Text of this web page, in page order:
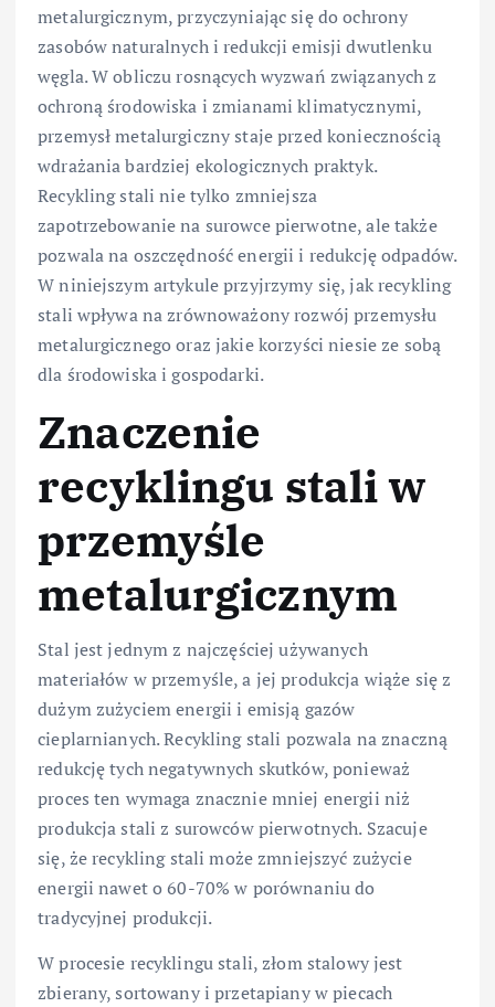
metalurgicznym, przyczyniając się do ochrony
zasobów naturalnych i redukcji emisji dwutlenku
węgla. W obliczu rosnących wyzwań związanych z
ochroną środowiska i zmianami klimatycznymi,
przemysł metalurgiczny staje przed koniecznością
wdrażania bardziej ekologicznych praktyk.
Recykling stali nie tylko zmniejsza
zapotrzebowanie na surowce pierwotne, ale także
pozwala na oszczędność energii i redukcję odpadów.
W niniejszym artykule przyjrzymy się, jak recykling
stali wpływa na zrównoważony rozwój przemysłu
metalurgicznego oraz jakie korzyści niesie ze sobą
dla środowiska i gospodarki.
Znaczenie
recyklingu stali w
przemyśle
metalurgicznym
Stal jest jednym z najczęściej używanych
materiałów w przemyśle, a jej produkcja wiąże się z
dużym zużyciem energii i emisją gazów
cieplarnianych. Recykling stali pozwala na znaczną
redukcję tych negatywnych skutków, ponieważ
proces ten wymaga znacznie mniej energii niż
produkcja stali z surowców pierwotnych. Szacuje
się, że recykling stali może zmniejszyć zużycie
energii nawet o 60-70% w porównaniu do
tradycyjnej produkcji.
W procesie recyklingu stali, złom stalowy jest
zbierany, sortowany i przetapiany w piecach